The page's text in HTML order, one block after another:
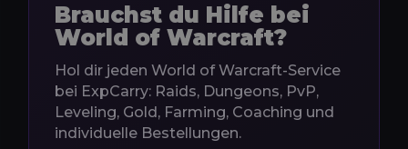
Brauchst du Hilfe bei
World of Warcraft?
Hol dir jeden World of Warcraft-Service
bei ExpCarry: Raids, Dungeons, PvP,
Leveling, Gold, Farming, Coaching und
individuelle Bestellungen.